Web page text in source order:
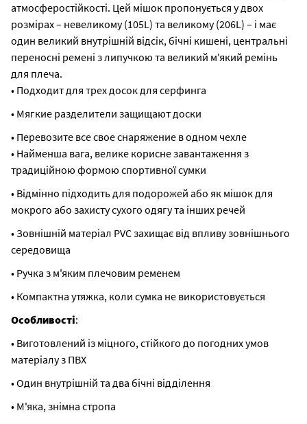
атмосферостійкості. Цей мішок пропонується у двох
розмірах – невеликому (105L) та великому (206L) – і має
один великий внутрішній відсік, бічні кишені, центральні
переносні ремені з липучкою та великий м'який ремінь
для плеча.
• Подходит для трех досок для серфинга
• Мягкие разделители защищают доски
• Перевозите все свое снаряжение в одном чехле
• Найменша вага, велике корисне завантаження з
традиційною формою спортивної сумки
• Відмінно підходить для подорожей або як мішок для
мокрого або захисту сухого одягу та інших речей
• Зовнішній матеріал PVC захищає від впливу зовнішнього
середовища
• Ручка з м'яким плечовим ременем
• Компактна утяжка, коли сумка не використовується
Особливості:
• Виготовлений із міцного, стійкого до погодних умов
матеріалу з ПВХ
• Один внутрішній та два бічні відділення
• М'яка, знімна стропа